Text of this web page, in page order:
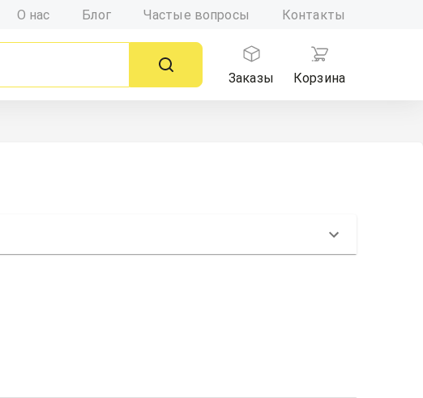
О нас Блог Частые вопросы Контакты
Заказы
Корзина